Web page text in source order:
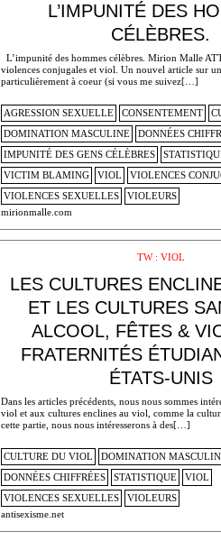
L’IMPUNITÉ DES
CÉLÈBRES.
L’impunité des hommes célèbres. Mirion Malle
violences conjugales et viol. Un nouvel article sur
particulièrement à coeur (si vous me suivez[…]
AGRESSION SEXUELLE CONSENTEMENT
DOMINATION MASCULINE
DONNÉES
IMPUNITÉ DES GENS CÉLÈBRES
VICTIM BLAMING
VIOL
VIOLENCES
VIOLENCES SEXUELLES
VIOLEURS
mirionmalle.com
TW : VIOL
LES CULTURES
ET LES CULTURES
ALCOOL, FÊTES &
FRATERNITÉS
ÉTATS-UNIS
Dans les articles précédents, nous nous sommes
viol et aux cultures enclines au viol, comme la
cette partie, nous nous intéresserons à des[…]
CULTURE DU VIOL
DOMINATION
DONNÉES CHIFFRÉES
STATISTIQUE
VIOL
VIOLENCES SEXUELLES
VIOLEURS
antisexisme.net